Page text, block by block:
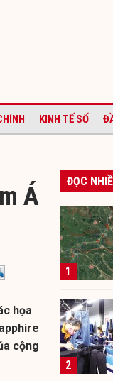
KINH TẾ SỐ
Á
họa
cộng
ĐỌC
1
2